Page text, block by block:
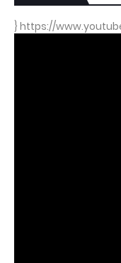
} https://